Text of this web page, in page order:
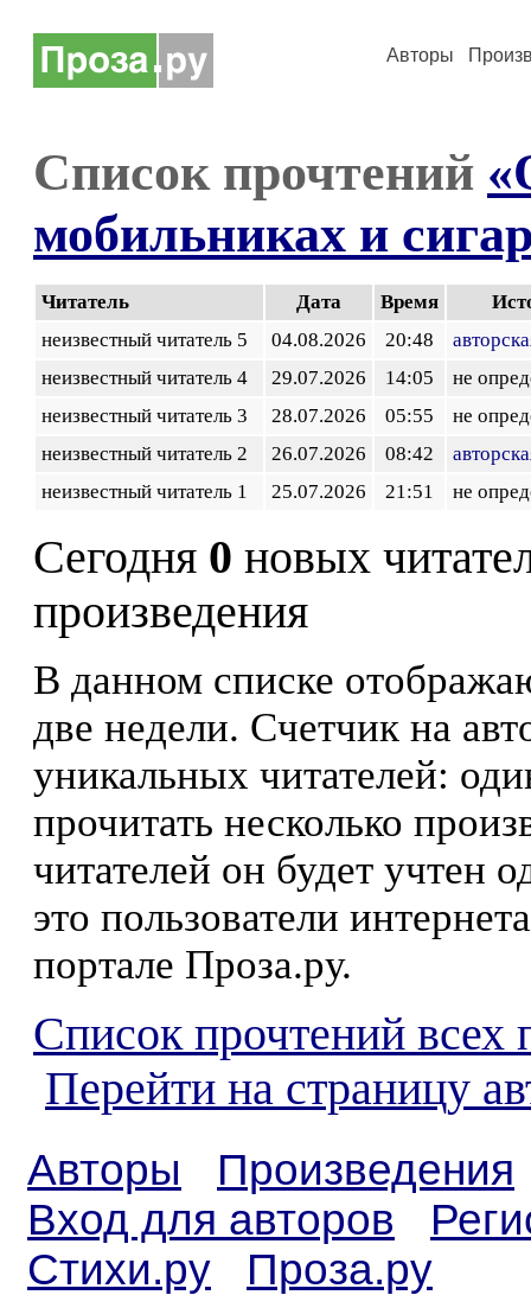
Авторы
Список прочтений
мобильниках и
Читатель Дата Время
неизвестный читатель 5
04.08.2026 20:48
неизвестный читатель 4
29.07.2026 14:05
не
неизвестный читатель 3
28.07.2026 05:55
не
неизвестный читатель 2
26.07.2026 08:42
неизвестный читатель 1
25.07.2026 21:51 не
Сегодня 0 новых
произведения
В данном списке
две недели. Счетчик на
уникальных читателей:
прочитать несколько
читателей он будет учтен
это пользователи
портале Проза.ру.
Список прочтений всех
Перейти на страницу
Авторы
Произведения
Вход для авторов
Стихи.ру
Проза.ру